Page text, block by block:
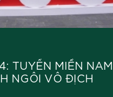
TUYỂN MIỀN NAM
NGÔI VÔ ĐỊCH